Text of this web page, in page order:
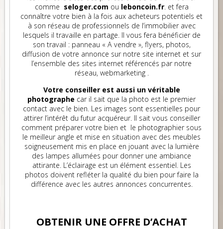
comme seloger.com ou leboncoin.fr. et fera
connaître votre bien à la fois aux acheteurs potentiels et
à son réseau de professionnels de l’immobilier avec
lesquels il travaille en partage. Il vous fera bénéficier de
son travail : panneau « A vendre », flyers, photos,
diffusion de votre annonce sur notre site internet et sur
l’ensemble des sites internet référencés par notre
réseau, webmarketing .
Votre conseiller est aussi un véritable
photographe car il sait que la photo est le premier
contact avec le bien. Les images sont essentielles pour
attirer l’intérêt du futur acquéreur. Il sait vous conseiller
comment préparer votre bien et le photographier sous
le meilleur angle et mise en situation avec des meubles
soigneusement mis en place en jouant avec la lumière
des lampes allumées pour donner une ambiance
attirante. L’éclairage est un élément essentiel. Les
photos doivent refléter la qualité du bien pour faire la
différence avec les autres annonces concurrentes.
OBTENIR UNE OFFRE D’ACHAT